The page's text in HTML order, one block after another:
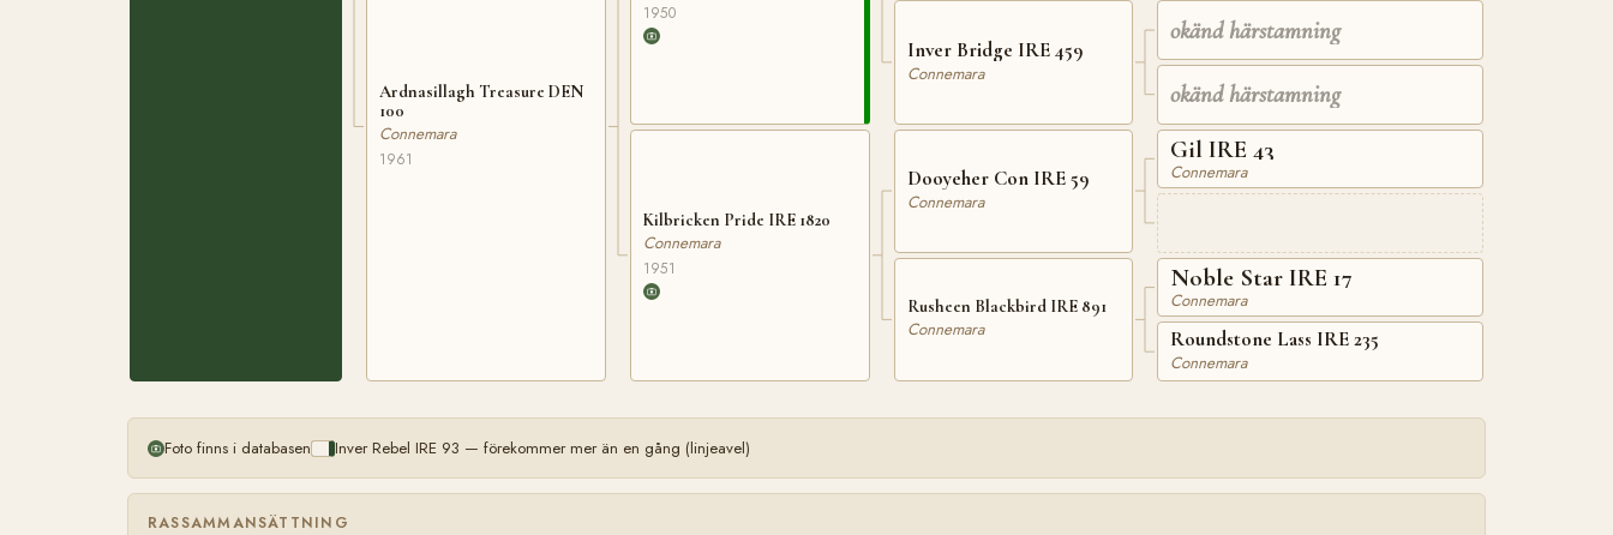
Ardnasillagh Treasure DEN
100
Connemara
1961
1950
Kilbricken Pride IRE 1820
Connemara
1951
Inver Bridge IRE 459
Connemara
Dooyeher Con IRE 59
Connemara
Rusheen Blackbird IRE 891
Connemara
okänd härstamning
okänd härstamning
Gil IRE 43
Connemara
Noble Star IRE 17
Connemara
Roundstone Lass IRE 235
Connemara
Foto finns i databasen Inver Rebel IRE 93 — förekommer mer än en gång (linjeavel)
RASSAMMANSÄTTNING